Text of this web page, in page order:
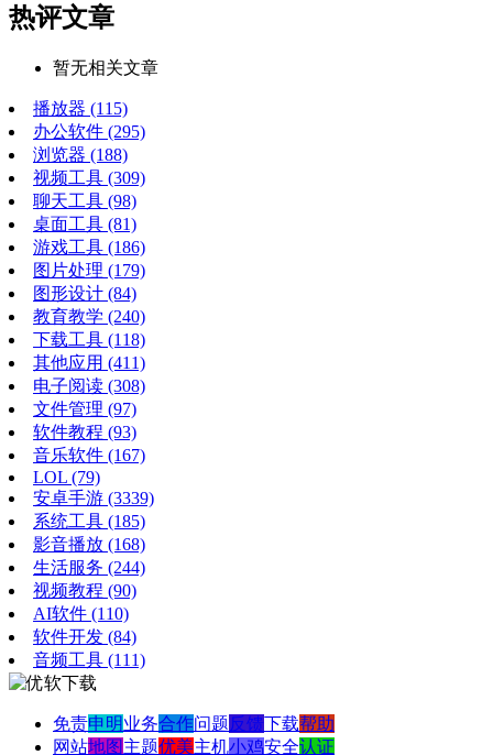
热评文章
暂无相关文章
播放器 (115)
办公软件 (295)
浏览器 (188)
视频工具 (309)
聊天工具 (98)
桌面工具 (81)
游戏工具 (186)
图片处理 (179)
图形设计 (84)
教育教学 (240)
下载工具 (118)
其他应用 (411)
电子阅读 (308)
文件管理 (97)
软件教程 (93)
音乐软件 (167)
LOL (79)
安卓手游 (3339)
系统工具 (185)
影音播放 (168)
生活服务 (244)
视频教程 (90)
AI软件 (110)
软件开发 (84)
音频工具 (111)
免责申明业务合作问题反馈下载帮助
网站地图 主题优美主机小鸡安全认证